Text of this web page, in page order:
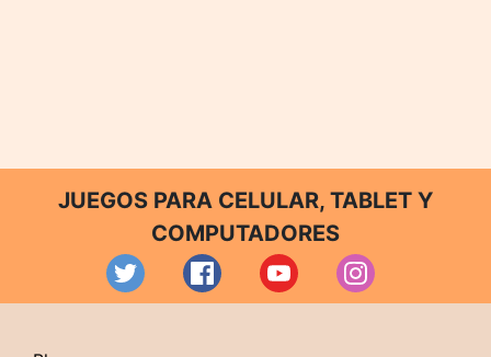
JUEGOS PARA CELULAR, TABLET Y
COMPUTADORES